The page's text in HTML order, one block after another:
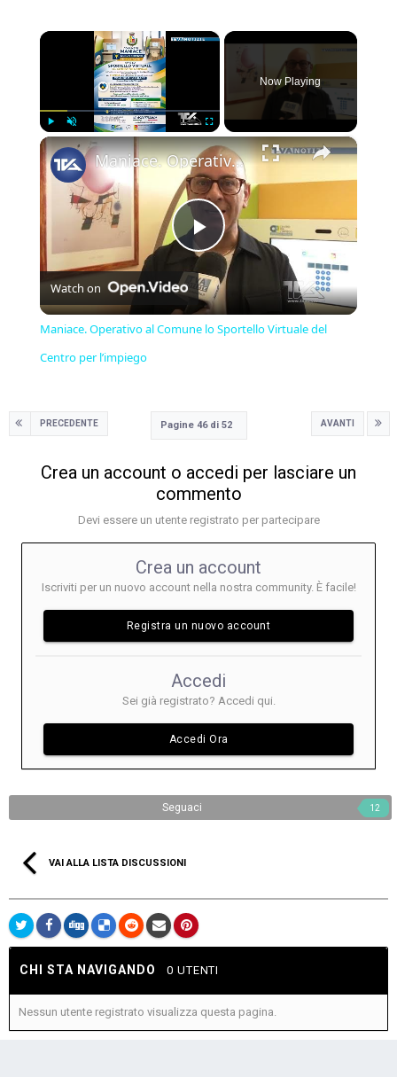
×
Unmute
Now Playing
×
Play
Video
Maniace. Operativo al Comune lo Sportello Virtuale del Centro per l’impiego
Watch on
Maniace. Operativo al Comune lo Sportello Virtuale del
Centro per l’impiego
PRECEDENTE AVANTI
Pagine 46 di 52
Crea un account o accedi per lasciare un
commento
Devi essere un utente registrato per partecipare
Crea un account
Iscriviti per un nuovo account nella nostra community. È facile!
Registra un nuovo account
Accedi
Sei già registrato? Accedi qui.
Accedi Ora
Seguaci 12
VAI ALLA LISTA DISCUSSIONI
CHI STA NAVIGANDO 0 UTENTI
Nessun utente registrato visualizza questa pagina.